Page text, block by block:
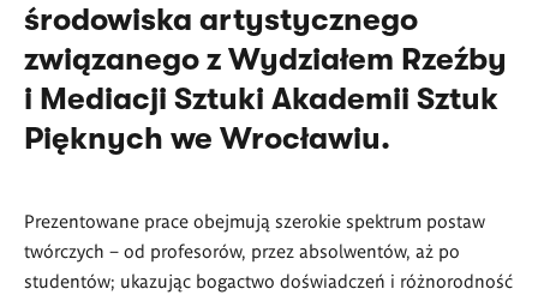
środowiska artystycznego
związanego z Wydziałem Rzeźby
i Mediacji Sztuki Akademii Sztuk
Pięknych we Wrocławiu.
Prezentowane prace obejmują szerokie spektrum postaw
twórczych – od profesorów, przez absolwentów, aż po
studentów; ukazując bogactwo doświadczeń i różnorodność